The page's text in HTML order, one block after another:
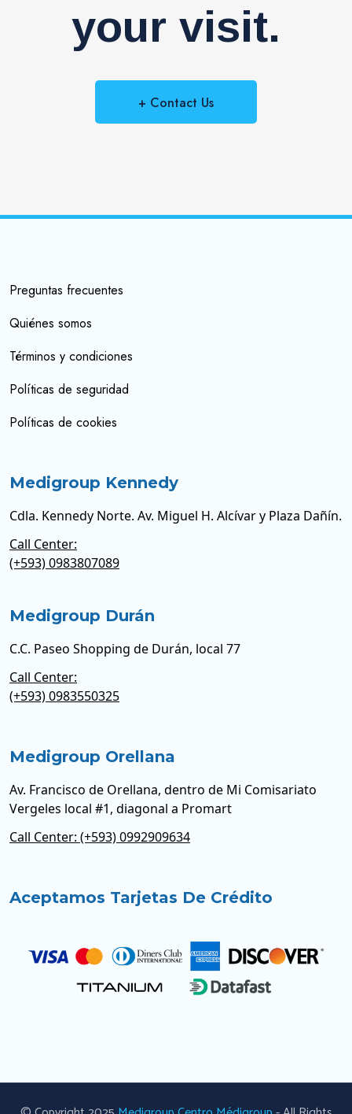
your visit.
+ Contact Us
Preguntas frecuentes
Quiénes somos
Términos y condiciones
Políticas de seguridad
Políticas de cookies
Medigroup Kennedy
Cdla. Kennedy Norte. Av. Miguel H. Alcívar y Plaza Dañín.
Call Center:
(+593) 0983807089
Medigroup Durán
C.C. Paseo Shopping de Durán, local 77
Call Center:
(+593) 0983550325
Medigroup Orellana
Av. Francisco de Orellana, dentro de Mi Comisariato
Vergeles local #1, diagonal a Promart
Call Center: (+593) 0992909634
Aceptamos Tarjetas De Crédito